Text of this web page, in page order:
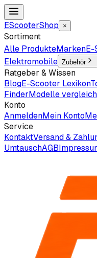
EScooterShop ×
Sortiment
Alle ProdukteMarkenE-
Elektromobile Zubehör
Ratgeber & Wissen
BlogE-Scooter Lexikon
FinderModelle
Konto
AnmeldenMein Konto
Service
KontaktVersand &
UmtauschAGB